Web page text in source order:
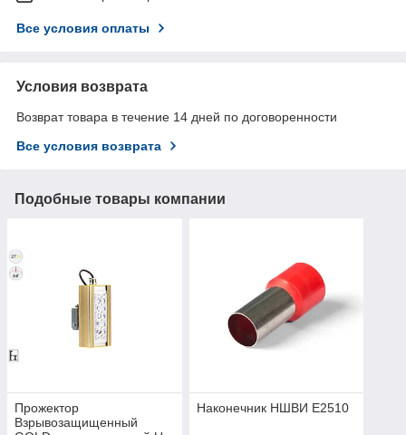
Все условия оплаты
Условия возврата
Возврат товара в течение 14 дней по договоренности
Все условия возврата
Подобные товары компании
Прожектор
Взрывозащищенный
Наконечник НШВИ E2510